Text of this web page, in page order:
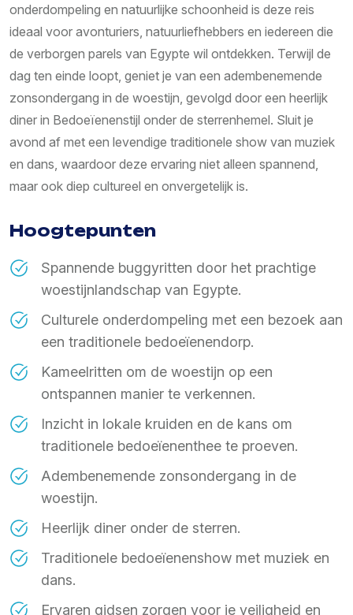
onderdompeling en natuurlijke schoonheid is deze reis
ideaal voor avonturiers, natuurliefhebbers en iedereen die
de verborgen parels van Egypte wil ontdekken. Terwijl de
dag ten einde loopt, geniet je van een adembenemende
zonsondergang in de woestijn, gevolgd door een heerlijk
diner in Bedoeïenenstijl onder de sterrenhemel. Sluit je
avond af met een levendige traditionele show van muziek
en dans, waardoor deze ervaring niet alleen spannend,
maar ook diep cultureel en onvergetelijk is.
Hoogtepunten
Spannende buggyritten door het prachtige
woestijnlandschap van Egypte.
Culturele onderdompeling met een bezoek aan
een traditionele bedoeïenendorp.
Kameelritten om de woestijn op een
ontspannen manier te verkennen.
Inzicht in lokale kruiden en de kans om
traditionele bedoeïenenthee te proeven.
Adembenemende zonsondergang in de
woestijn.
Heerlijk diner onder de sterren.
Traditionele bedoeïenenshow met muziek en
dans.
Ervaren gidsen zorgen voor je veiligheid en